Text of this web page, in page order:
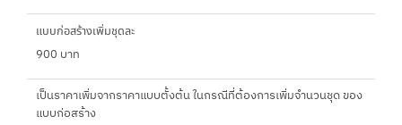
แบบก่อสร้างเพิ่มชุดละ
900 บาท
เป็นราคาเพิ่มจากราคาแบบตั้งต้น ในกรณีที่ต้องการเพิ่มจำนวนชุด ของ
แบบก่อสร้าง